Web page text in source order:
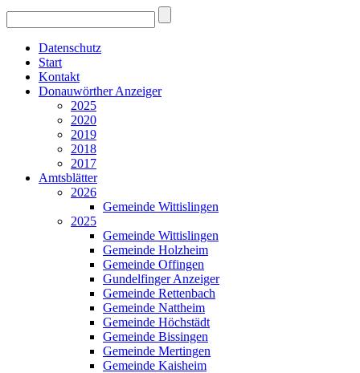
Datenschutz
Start
Kontakt
Donauwörther Anzeiger
2025
2020
2019
2018
2017
Amtsblätter
2026
Gemeinde Wittislingen
2025
Gemeinde Wittislingen
Gemeinde Holzheim
Gemeinde Offingen
Gundelfinger Anzeiger
Gemeinde Rettenbach
Gemeinde Nattheim
Gemeinde Höchstädt
Gemeinde Bissingen
Gemeinde Mertingen
Gemeinde Kaisheim